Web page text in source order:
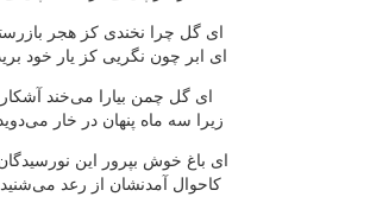
ای گل چرا نخندی كز هجر
ای ابر چون نگریی كز یار خود
ای گل چمن بیارا می‌خند
زیرا سه ماه پنهان در خار
ای باغ خوش بپرور این
كاحوال آمدنشان از رعد